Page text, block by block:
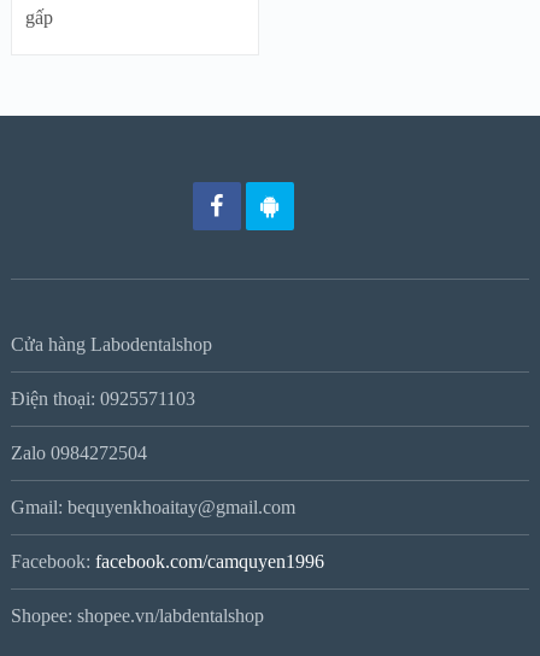
gấp
Cửa hàng Labodentalshop
Điện thoại: 0925571103
Zalo 0984272504
Gmail: bequyenkhoaitay@gmail.com
Facebook: facebook.com/camquyen1996
Shopee: shopee.vn/labdentalshop